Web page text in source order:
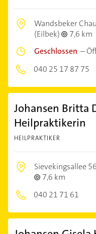
Wandsbeker
(Eilbek)
7,6 km
Geschlossen –
040 25 17 87 75
Johansen Britta
Heilpraktikerin
HEILPRAKTIKER
Sievekingsallee
7,6 km
040 21 71 61